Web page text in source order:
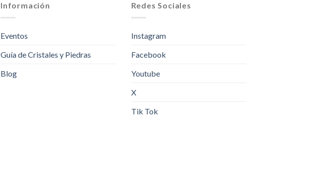
Información
Eventos
Guía de Cristales y Piedras
Blog
Redes Sociales
Instagram
Facebook
Youtube
X
Tik Tok